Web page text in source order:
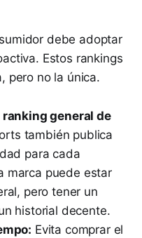
debe adoptar
Estos rankings
pero no la única.
general de
también publica
para cada
marca puede estar
pero tener un
historial decente.
Evita comprar el